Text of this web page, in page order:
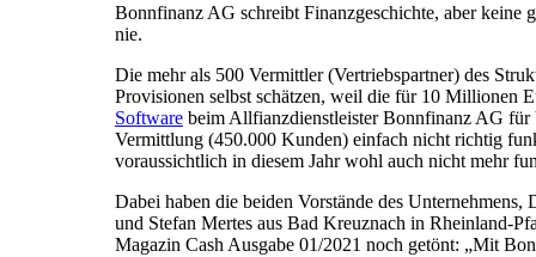
Bonnfinanz AG schreibt Finanzgeschichte, aber keine
nie.
Die mehr als 500 Vermittler (Vertriebspartner) des
Provisionen selbst schätzen, weil die für 10 Millionen
Software beim Allfianzdienstleister Bonnfinanz AG für
Vermittlung (450.000 Kunden) einfach nicht richtig
voraussichtlich in diesem Jahr wohl auch nicht mehr
Dabei haben die beiden Vorstände des
und Stefan Mertes aus Bad Kreuznach in Rheinland-
Magazin Cash Ausgabe 01/2021 noch getönt: „Mit